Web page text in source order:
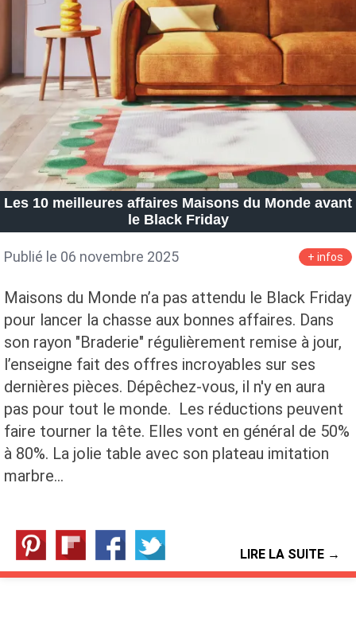
Les 10 meilleures affaires Maisons du Monde avant
le Black Friday
Publié le 06 novembre 2025 + infos
Maisons du Monde n’a pas attendu le Black Friday
pour lancer la chasse aux bonnes affaires. Dans
son rayon "Braderie" régulièrement remise à jour,
l’enseigne fait des offres incroyables sur ses
dernières pièces. Dépêchez-vous, il n'y en aura
pas pour tout le monde. Les réductions peuvent
faire tourner la tête. Elles vont en général de 50%
à 80%. La jolie table avec son plateau imitation
marbre…
LIRE LA SUITE →